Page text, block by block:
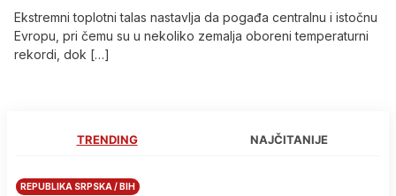
Ekstremni toplotni talas nastavlja da pogađa centralnu i istočnu
Evropu, pri čemu su u nekoliko zemalja oboreni temperaturni
rekordi, dok […]
TRENDING NAJČITANIJE
REPUBLIKA SRPSKA / BIH